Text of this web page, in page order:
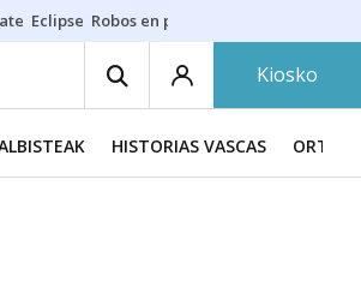
Eclipse Robos en playas
Kiosko
HISTORIAS VASCAS